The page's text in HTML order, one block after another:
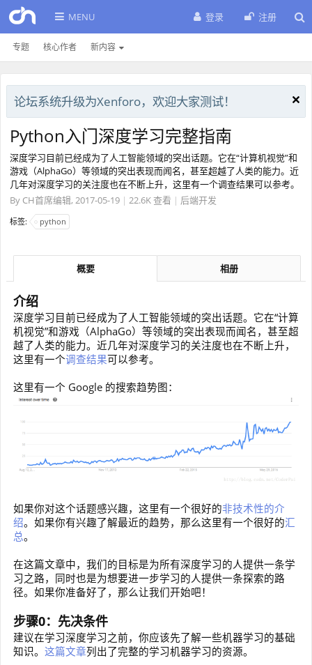
MENU
专题 核心作者 新内容
登录 注册
论坛系统升级为Xenforo，欢迎大家测试！
Python入门深度学习完整指南
深度学习目前已经成为了人工智能领域的突出话题。它在“计算机视觉”和
游戏（AlphaGo）等领域的突出表现而闻名，甚至超越了人类的能力。近
几年对深度学习的关注度也在不断上升，这里有一个调查结果可以参考。
By CH首席编辑, 2017-05-19 | 22.6K 查看 | 后端开发
标签: python
概要 相册
介绍
深度学习目前已经成为了人工智能领域的突出话题。它在“计算
机视觉”和游戏（AlphaGo）等领域的突出表现而闻名，甚至超
越了人类的能力。近几年对深度学习的关注度也在不断上升，
这里有一个调查结果可以参考。
这里有一个 Google 的搜索趋势图：
如果你对这个话题感兴趣，这里有一个很好的非技术性的介
绍。如果你有兴趣了解最近的趋势，那么这里有一个很好的汇
总。
在这篇文章中，我们的目标是为所有深度学习的人提供一条学
习之路，同时也是为想要进一步学习的人提供一条探索的路
径。如果你准备好了，那么让我们开始吧！
步骤0：先决条件
建议在学习深度学习之前，你应该先了解一些机器学习的基础
知识。 这篇文章列出了完整的学习机器学习的资源。